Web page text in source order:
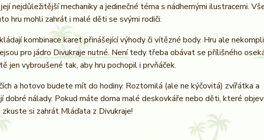
nejdůležitější mechaniky a jedinečné téma s nádhernými ilustracemi.
hru mohli zahrát i malé děti se svými rodiči.
kombinace karet přinášející výhody či vítězné body. Hru ale
pro jádro Divukraje nutné. Není tedy třeba obávat se přílišného
jen vybroušené tak, aby hru pochopil i prvňáček.
a hotovo budete mít do hodiny. Roztomilá (ale ne kýčovitá) zvířátka a
nálady. Pokud máte doma malé deskovkáře nebo děti, které
si zahrát Mláďata z Divukraje!